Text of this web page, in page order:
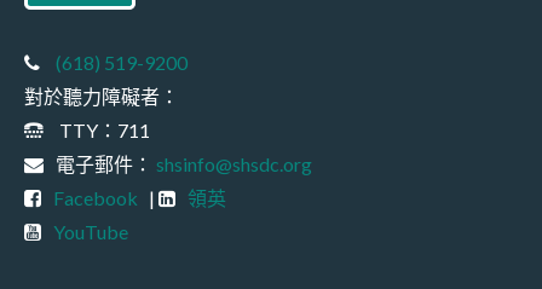
(618) 519-9200
對於聽力障礙者：
TTY：711
電子郵件： shsinfo@shsdc.org
Facebook |
領英
YouTube